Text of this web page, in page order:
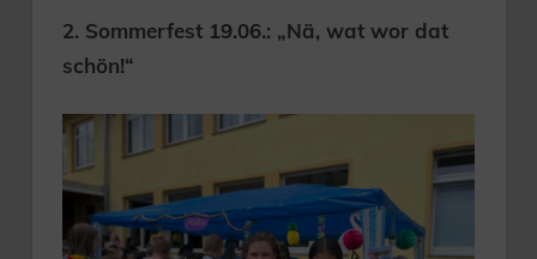
2. Sommerfest 19.06.: „Nä, wat wor dat
schön!“